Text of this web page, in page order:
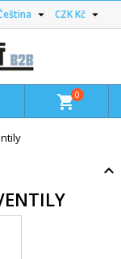
CZK Kč 

shopping_cart0